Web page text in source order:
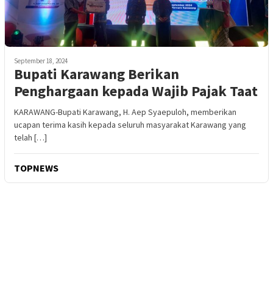
September 18, 2024
Bupati Karawang Berikan
Penghargaan kepada Wajib Pajak Taat
KARAWANG-Bupati Karawang, H. Aep Syaepuloh, memberikan
ucapan terima kasih kepada seluruh masyarakat Karawang yang
telah […]
TOPNEWS